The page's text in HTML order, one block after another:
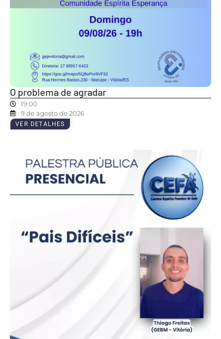
O problema de agradar
19:00
9 de agosto de 2026
VER DETALHES